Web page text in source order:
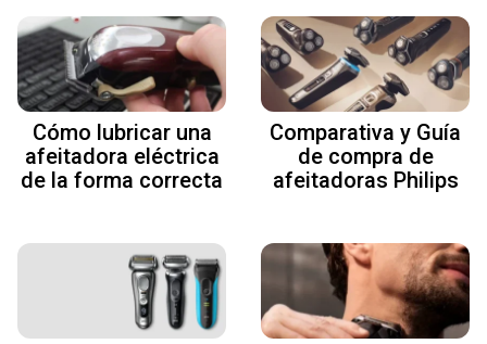
Cómo lubricar una
afeitadora eléctrica
de la forma correcta
Comparativa y Guía
de compra de
afeitadoras Philips